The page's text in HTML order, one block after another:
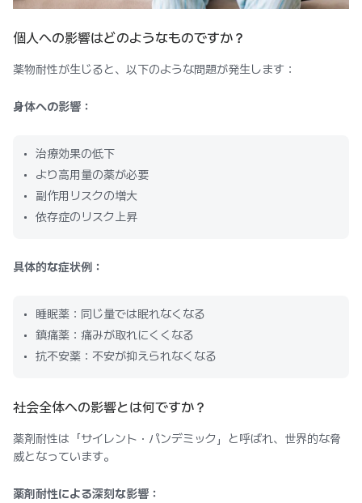
個人への影響はどのようなものですか？
薬物耐性が生じると、以下のような問題が発生します：
身体への影響：
治療効果の低下
より高用量の薬が必要
副作用リスクの増大
依存症のリスク上昇
具体的な症状例：
睡眠薬：同じ量では眠れなくなる
鎮痛薬：痛みが取れにくくなる
抗不安薬：不安が抑えられなくなる
社会全体への影響とは何ですか？
薬剤耐性は「サイレント・パンデミック」と呼ばれ、世界的な脅
威となっています。
薬剤耐性による深刻な影響：